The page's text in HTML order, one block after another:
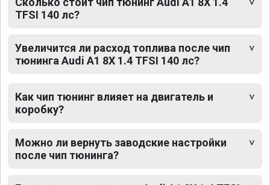
TFSI 140 лс?
Увеличится ли расход топлива после чип
тюнинга Audi A1 8X 1.4 TFSI 140 лс?
Как чип тюнинг влияет на двигатель и
коробку?
Можно ли вернуть заводские настройки
после чип тюнинга?